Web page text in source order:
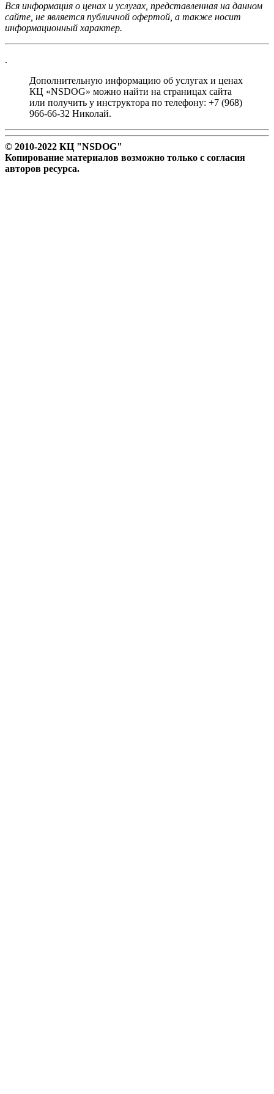
Вся информация о ценах и услугах, представленная на данном
сайте, не является публичной офертой, а также носит
информационный характер.
.
Дополнительную информацию об услугах и ценах
КЦ «NSDOG» можно найти на страницах сайта
или получить у инструктора по телефону: +7 (968)
966-66-32 Николай.
© 2010-2022 КЦ "NSDOG"
Копирование материалов возможно только с согласия
авторов ресурса.